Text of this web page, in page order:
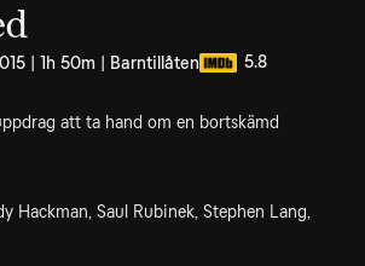
| 1h 50m | Barntillåten 5.8
att ta hand om en bortskämd
Hackman, Saul Rubinek, Stephen Lang,